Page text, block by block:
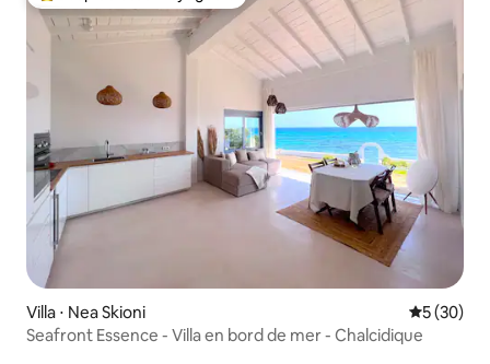
Villa ⋅ Nea Skioni
5 (30)
Seafront Essence - Villa en bord de mer - Chalcidique